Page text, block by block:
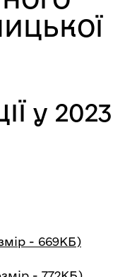
у 2023
- 669КБ)